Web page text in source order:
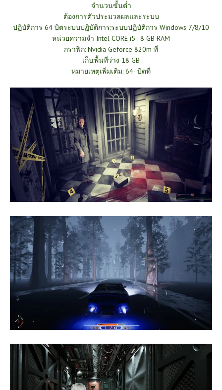
จำนวนขั้นต่ำ
ต้องการตัวประมวลผลและระบบ
ปฏิบัติการ 64 บิตระบบปฏิบัติการ:ระบบปฏิบัติการ Windows 7/8/10
หน่วยความจำ Intel CORE i5 : 8 GB RAM
กราฟิก: Nvidia Geforce 820m ที่
เก็บ:พื้นที่ว่าง 18 GB
หมายเหตุเพิ่มเติม: 64- บิตที่